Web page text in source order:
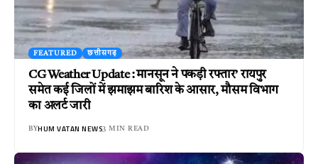
FEATURED छत्तीसगढ़
CG Weather Update : मानसून ने पकड़ी रफ्तार’ रायपुर
समेत कई जिलों में झमाझम बारिश के आसार, मौसम विभाग
का अलर्ट जारी
BYHUM VATAN NEWS3 MIN READ